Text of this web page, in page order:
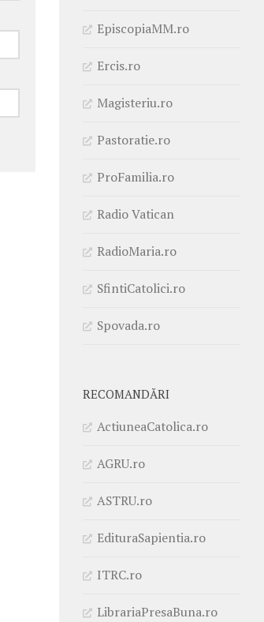
EpiscopiaMM.ro
Ercis.ro
Magisteriu.ro
Pastoratie.ro
ProFamilia.ro
Radio Vatican
RadioMaria.ro
SfintiCatolici.ro
Spovada.ro
RECOMANDĂRI
ActiuneaCatolica.ro
AGRU.ro
ASTRU.ro
EdituraSapientia.ro
ITRC.ro
LibrariaPresaBuna.ro